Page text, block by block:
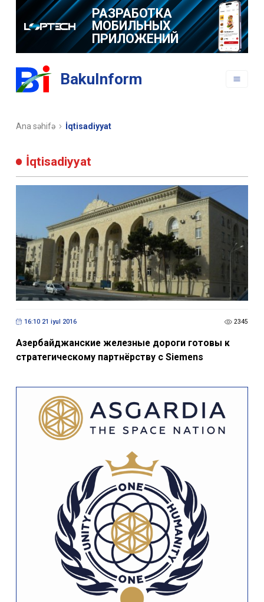
РАЗРАБОТКА
МОБИЛЬНЫХ
ПРИЛОЖЕНИЙ
BakuInform
Ana səhifə İqtisadiyyat
İqtisadiyyat
16:10 21 iyul 2016 2345
Азербайджанские железные дороги готовы к
стратегическому партнёрству с Siemens